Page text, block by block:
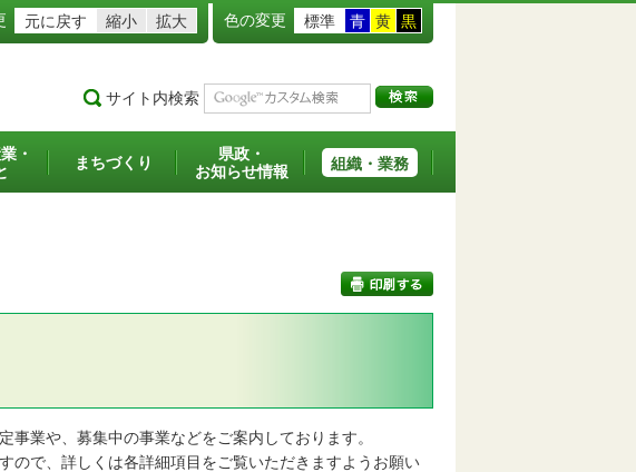
元に戻す 縮小 拡大 色の変更 標準 青 黄 黒
サイト内検索
・
まちづくり
県政・
お知らせ情報
組織・業務
業や、募集中の事業などをご案内しております。
で、詳しくは各詳細項目をご覧いただきますようお願い